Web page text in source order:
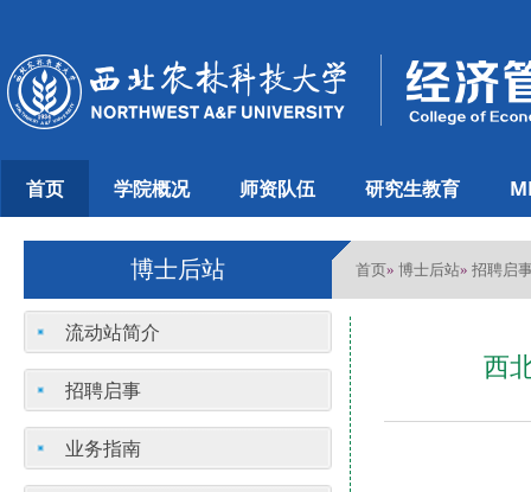
首页 学院概况 师资队伍 研究生教育
博士后站 首页» 博士后站» 招聘启
流动站简介
招聘启事
业务指南
西